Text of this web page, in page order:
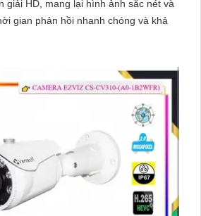
giải HD, mang lại hình ảnh sắc nét và